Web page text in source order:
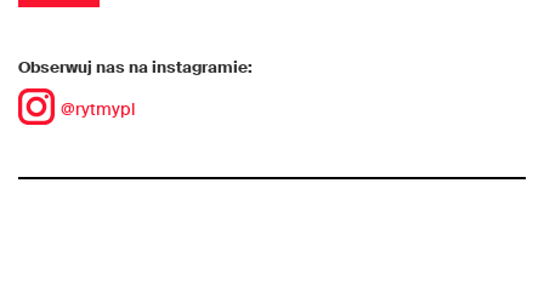
Obserwuj nas na instagramie:
@rytmypl